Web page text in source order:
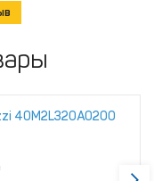
40M2L320A0200